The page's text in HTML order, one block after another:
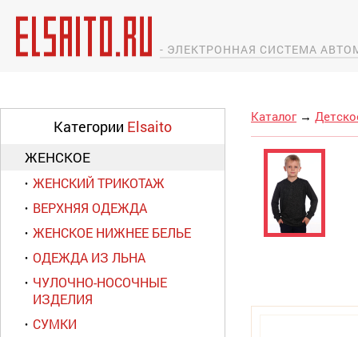
- ЭЛЕКТРОННАЯ СИСТЕМА
Категории Elsaito
ЖЕНСКОЕ
ЖЕНСКИЙ ТРИКОТАЖ
ВЕРХНЯЯ ОДЕЖДА
ЖЕНСКОЕ НИЖНЕЕ БЕЛЬЕ
ОДЕЖДА ИЗ ЛЬНА
ЧУЛОЧНО-НОСОЧНЫЕ
ИЗДЕЛИЯ
СУМКИ
Каталог →